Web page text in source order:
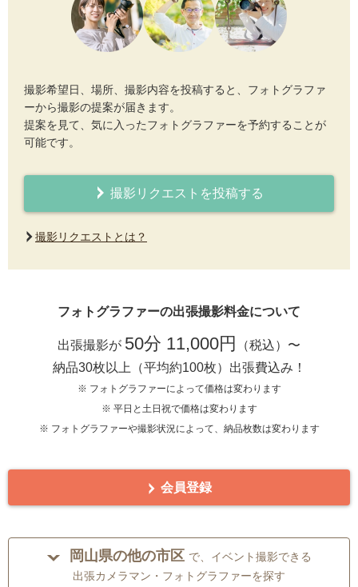
撮影希望日、場所、撮影内容を投稿すると、フォトグラファ
ーから撮影の提案が届きます。
提案を見て、気に入ったフォトグラファーを予約することが
可能です。
撮影リクエストを投稿する
撮影リクエストとは？
フォトグラファーの出張撮影料金について
出張撮影が 50分 11,000円
（税込）〜
納品30枚以上（平均約100枚）出張費込み！
※ フォトグラファーによって価格は変わります
※ 平日と土日祝で価格は変わります
※ フォトグラファーや撮影状況によって、納品枚数は変わります
会員登録
岡山県の他の市区 で、イベント撮影できる
出張カメラマン・フォトグラファーを探す